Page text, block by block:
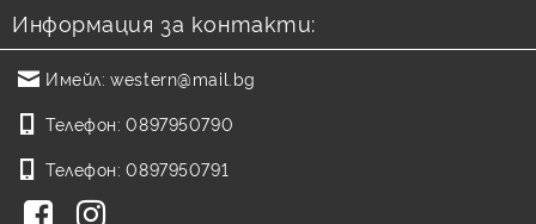
Информация за контакти:
Имейл: western@mail.bg
Телефон: 0897950790
Телефон: 0897950791